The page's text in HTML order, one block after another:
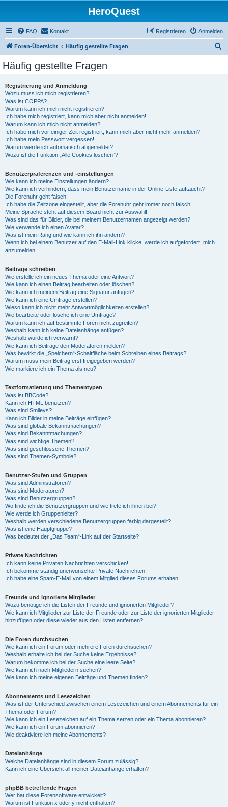
HeroQuest
FAQ Kontakt Anmelden
Registrieren
Foren-Übersicht Häufig gestellte Fragen
Häufig gestellte Fragen
Registrierung und Anmeldung
Wozu muss ich mich registrieren?
Was ist COPPA?
Warum kann ich mich nicht registrieren?
Ich habe mich registriert, kann mich aber nicht anmelden!
Warum kann ich mich nicht anmelden?
Ich habe mich vor einiger Zeit registriert, kann mich aber nicht mehr anmelden?!
Ich habe mein Passwort vergessen!
Warum werde ich automatisch abgemeldet?
Wozu ist die Funktion „Alle Cookies löschen“?
Benutzerpräferenzen und -einstellungen
Wie kann ich meine Einstellungen ändern?
Wie kann ich verhindern, dass mein Benutzername in der Online-Liste auftaucht?
Die Forenuhr geht falsch!
Ich habe die Zeitzone eingestellt, aber die Forenuhr geht immer noch falsch!
Meine Sprache steht auf diesem Board nicht zur Auswahl!
Was sind das für Bilder, die bei meinem Benutzernamen angezeigt werden?
Wie verwende ich einen Avatar?
Was ist mein Rang und wie kann ich ihn ändern?
Wenn ich bei einem Benutzer auf den E-Mail-Link klicke, werde ich aufgefordert, mich
anzumelden.
Beiträge schreiben
Wie erstelle ich ein neues Thema oder eine Antwort?
Wie kann ich einen Beitrag bearbeiten oder löschen?
Wie kann ich meinem Beitrag eine Signatur anfügen?
Wie kann ich eine Umfrage erstellen?
Wieso kann ich nicht mehr Antwortmöglichkeiten erstellen?
Wie bearbeite oder lösche ich eine Umfrage?
Warum kann ich auf bestimmte Foren nicht zugreifen?
Weshalb kann ich keine Dateianhänge anfügen?
Weshalb wurde ich verwarnt?
Wie kann ich Beiträge den Moderatoren melden?
Was bewirkt die „Speichern“-Schaltfläche beim Schreiben eines Beitrags?
Warum muss mein Beitrag erst freigegeben werden?
Wie markiere ich ein Thema als neu?
Textformatierung und Thementypen
Was ist BBCode?
Kann ich HTML benutzen?
Was sind Smileys?
Kann ich Bilder in meine Beiträge einfügen?
Was sind globale Bekanntmachungen?
Was sind Bekanntmachungen?
Was sind wichtige Themen?
Was sind geschlossene Themen?
Was sind Themen-Symbole?
Benutzer-Stufen und Gruppen
Was sind Administratoren?
Was sind Moderatoren?
Was sind Benutzergruppen?
Wo finde ich die Benutzergruppen und wie trete ich ihnen bei?
Wie werde ich Gruppenleiter?
Weshalb werden verschiedene Benutzergruppen farbig dargestellt?
Was ist eine Hauptgruppe?
Was bedeutet der „Das Team“-Link auf der Startseite?
Private Nachrichten
Ich kann keine Privaten Nachrichten verschicken!
Ich bekomme ständig unerwünschte Private Nachrichten!
Ich habe eine Spam-E-Mail von einem Mitglied dieses Forums erhalten!
Freunde und ignorierte Mitglieder
Wozu benötige ich die Listen der Freunde und ignorierten Mitglieder?
Wie kann ich Mitglieder zur Liste der Freunde oder zur Liste der ignorierten Mitglieder
hinzufügen oder diese wieder aus den Listen entfernen?
Die Foren durchsuchen
Wie kann ich ein Forum oder mehrere Foren durchsuchen?
Weshalb erhalte ich bei der Suche keine Ergebnisse?
Warum bekomme ich bei der Suche eine leere Seite?
Wie kann ich nach Mitgliedern suchen?
Wie kann ich meine eigenen Beiträge und Themen finden?
Abonnements und Lesezeichen
Was ist der Unterschied zwischen einem Lesezeichen und einem Abonnements für ein
Thema oder Forum?
Wie kann ich ein Lesezeichen auf ein Thema setzen oder ein Thema abonnieren?
Wie kann ich ein Forum abonnieren?
Wie deaktiviere ich meine Abonnements?
Dateianhänge
Welche Dateianhänge sind in diesem Forum zulässig?
Kann ich eine Übersicht all meiner Dateianhänge erhalten?
phpBB betreffende Fragen
Wer hat diese Forensoftware entwickelt?
Warum ist Funktion x oder y nicht enthalten?